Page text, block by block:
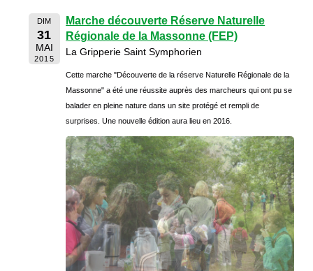
DIM
31
MAI
2015
Marche découverte Réserve Naturelle
Régionale de la Massonne (FEP)
La Gripperie Saint Symphorien
Cette marche "Découverte de la réserve Naturelle Régionale de la
Massonne" a été une réussite auprès des marcheurs qui ont pu se
balader en pleine nature dans un site protégé et rempli de
surprises. Une nouvelle édition aura lieu en 2016.